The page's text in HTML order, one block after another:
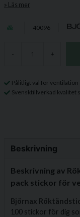
Läs mer
40096
- +
Pålitligt val för
Svensktillverkad kvalitet
Beskrivning
Beskrivning av
pack stickor för
Björnax
100 stickor för dig